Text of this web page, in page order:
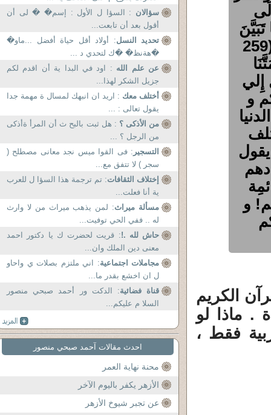
لَهُ قَالَ أَعْلَمُ أَنَّ اللَّهَ عَلَى كُلِّ شَيْءٍ قَدِيرٌ (259
إِلي‏
و
و
الكريم
. ماذا لو
فقط ،
سؤالان : السؤا ل الأول : إسم� � لى أن
أقول بعد أن تابعت...
تحديد النسل: أولاد أقل حياة أفضل ...ماو�
�هةنظ� �ك لتحدي د ...
عن علم الله : اود في البدا ية أن اقدم لكم
جزيل الشكر لهذا...
أختلف معك : اريد ان انبهك لمسال ة مهمة جدا
يقول تعالى : ...
من الأذكى ؟ : هل ثبت بالبح ث أن المرأ ةأذكى
من الرجل ؟ ...
التسجير : فى القوا ميس نجد معانى مصطلح (
سجر ) لا تتفق مع...
إختلاف الثقافات: تم ترجمة هذا السؤا ل للعرب
ية أنا فعلت...
مسألة ميراث: لمن يذهب ميراث من لا وارث
له .. ففي الحي توفيت...
حاش لله .!: قريت لحضرت ك يا دكتور احمد
معنى دين الملك وان...
مجاملات اجتماعية: اني ملتزم بصلات ي واحاو
ل ان اخشع بقدر ما...
قناة فضائية: الدكت ور أحمد صبحي منصور
السلا م عليكم...
احدث مقالات آحمد صبحي منصور
محنة نهاية العمر
الأزهر يكفر باليوم الآخر
عن تجبر شيوخ الأزهر